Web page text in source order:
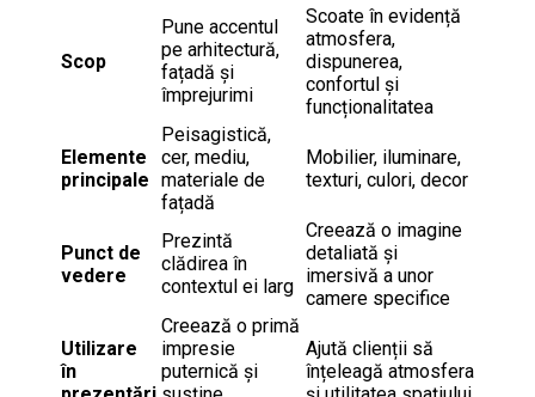
Scop
Pune accentul
pe arhitectură,
fațadă și
împrejurimi
Scoate în evidență
atmosfera,
dispunerea,
confortul și
funcționalitatea
Elemente
principale
Peisagistică,
cer, mediu,
materiale de
fațadă
Mobilier, iluminare,
texturi, culori, decor
Punct de
vedere
Prezintă
clădirea în
contextul ei larg
Creează o imagine
detaliată și
imersivă a unor
camere specifice
Utilizare
în
Creează o primă
impresie
puternică și
Ajută clienții să
înțeleagă atmosfera